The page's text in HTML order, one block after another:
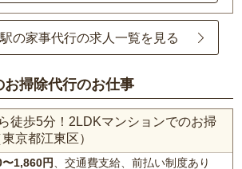
の家事代行の求人一覧を見る
掃除代行のお仕事
徒歩5分！2LDKマンションでのお掃
京都江東区）
1,860円 、交通費支給、前払い制度あり